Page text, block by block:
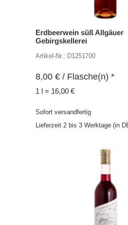
Erdbeerwein süß Allgäuer
Gebirgskellerei
Artikel-Nr.: D1251700
8,00 € / Flasche(n) *
1 l = 16,00 €
Sofort versandfertig
Lieferzeit 2 bis 3 Werktage (in